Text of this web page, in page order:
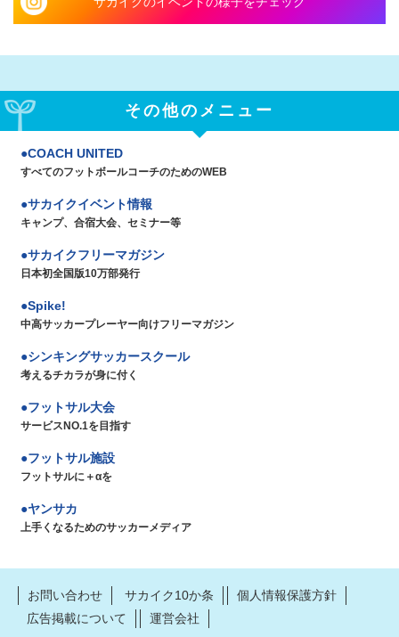
その他のメニュー
COACH UNITED
すべてのフットボールコーチのためのWEB
サカイクイベント情報
キャンプ、合宿大会、セミナー等
サカイクフリーマガジン
日本初全国版10万部発行
Spike!
中高サッカープレーヤー向けフリーマガジン
シンキングサッカースクール
考えるチカラが身に付く
フットサル大会
サービスNO.1を目指す
フットサル施設
フットサルに＋αを
ヤンサカ
上手くなるためのサッカーメディア
お問い合わせ サカイク10か条
個人情報保護方針
広告掲載について
運営会社